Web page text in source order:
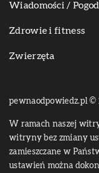
Wiadomości /
Zdrowie i fitness
Zwierzęta
pewnaodpowiedz.pl ©
W ramach naszej
witryny bez zmiany
zamieszczane w
ustawień można